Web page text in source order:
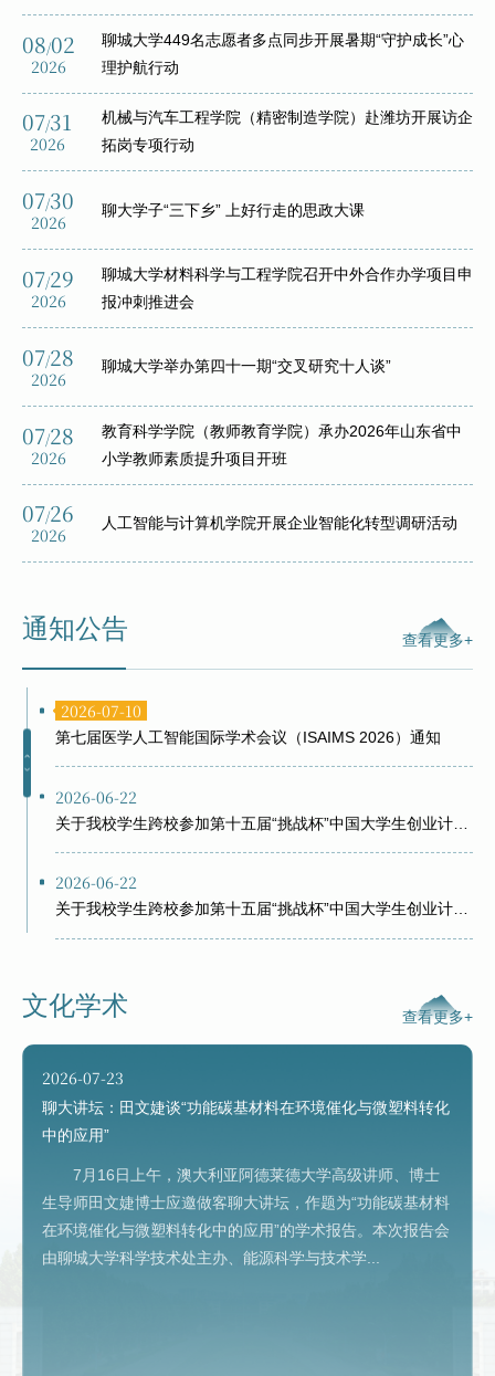
08/02
2026
聊城大学449名志愿者多点同步开展暑期“守护成长”心
理护航行动
07/31
2026
机械与汽车工程学院（精密制造学院）赴潍坊开展访企
拓岗专项行动
07/30
2026
聊大学子“三下乡” 上好行走的思政大课
07/29
2026
聊城大学材料科学与工程学院召开中外合作办学项目申
报冲刺推进会
07/28
2026
聊城大学举办第四十一期“交叉研究十人谈”
07/28
2026
教育科学学院（教师教育学院）承办2026年山东省中
小学教师素质提升项目开班
07/26
2026
人工智能与计算机学院开展企业智能化转型调研活动
通知公告 查看更多+
2026-08-06
2026-07-19
聊城大学2026年暑期后勤服务保障指南
2026-07-10
第七届医学人工智能国际学术会议（ISAIMS 2026）通知
2026-06-15
学校官网全新改版上线！
2026-06-12
2026-06-02
聊城大学第六次党代会宣传标语
文化学术 查看更多+
2026-07-23
聊大讲坛：田文婕谈“功能碳基材料在环境催化与微塑料转化
中的应用”
7月16日上午，澳大利亚阿德莱德大学高级讲师、博士
生导师田文婕博士应邀做客聊大讲坛，作题为“功能碳基材料
在环境催化与微塑料转化中的应用”的学术报告。本次报告会
由聊城大学科学技术处主办、能源科学与技术学...